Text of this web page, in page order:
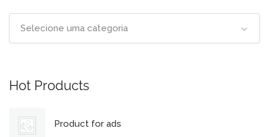
Selecione uma categoria
Hot Products
Product for ads